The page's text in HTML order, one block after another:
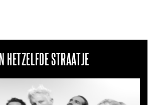
IN HETZELFDE STRAATJE